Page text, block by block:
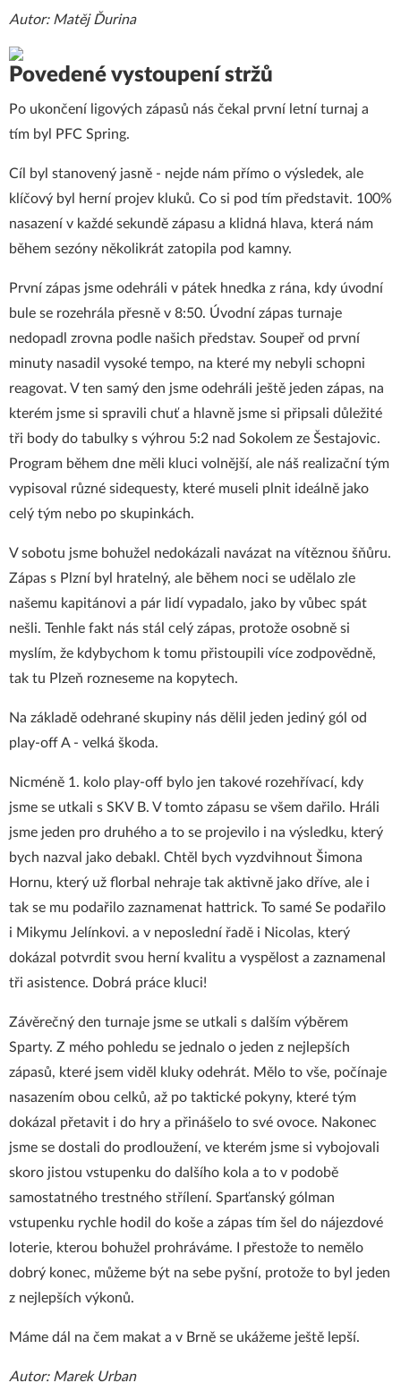
Autor: Matěj Ďurina
Povedené vystoupení stržů
Po ukončení ligových zápasů nás čekal první letní turnaj a
tím byl PFC Spring.
Cíl byl stanovený jasně - nejde nám přímo o výsledek, ale
klíčový byl herní projev kluků. Co si pod tím představit. 100%
nasazení v každé sekundě zápasu a klidná hlava, která nám
během sezóny několikrát zatopila pod kamny.
První zápas jsme odehráli v pátek hnedka z rána, kdy úvodní
bule se rozehrála přesně v 8:50. Úvodní zápas turnaje
nedopadl zrovna podle našich představ. Soupeř od první
minuty nasadil vysoké tempo, na které my nebyli schopni
reagovat. V ten samý den jsme odehráli ještě jeden zápas, na
kterém jsme si spravili chuť a hlavně jsme si připsali důležité
tři body do tabulky s výhrou 5:2 nad Sokolem ze Šestajovic.
Program během dne měli kluci volnější, ale náš realizační tým
vypisoval různé sidequesty, které museli plnit ideálně jako
celý tým nebo po skupinkách.
V sobotu jsme bohužel nedokázali navázat na vítěznou šňůru.
Zápas s Plzní byl hratelný, ale během noci se udělalo zle
našemu kapitánovi a pár lidí vypadalo, jako by vůbec spát
nešli. Tenhle fakt nás stál celý zápas, protože osobně si
myslím, že kdybychom k tomu přistoupili více zodpovědně,
tak tu Plzeň rozneseme na kopytech.
Na základě odehrané skupiny nás dělil jeden jediný gól od
play-off A - velká škoda.
Nicméně 1. kolo play-off bylo jen takové rozehřívací, kdy
jsme se utkali s SKV B. V tomto zápasu se všem dařilo. Hráli
jsme jeden pro druhého a to se projevilo i na výsledku, který
bych nazval jako debakl. Chtěl bych vyzdvihnout Šimona
Hornu, který už florbal nehraje tak aktivně jako dříve, ale i
tak se mu podařilo zaznamenat hattrick. To samé Se podařilo
i Mikymu Jelínkovi. a v neposlední řadě i Nicolas, který
dokázal potvrdit svou herní kvalitu a vyspělost a zaznamenal
tři asistence. Dobrá práce kluci!
Závěrečný den turnaje jsme se utkali s dalším výběrem
Sparty. Z mého pohledu se jednalo o jeden z nejlepších
zápasů, které jsem viděl kluky odehrát. Mělo to vše, počínaje
nasazením obou celků, až po taktické pokyny, které tým
dokázal přetavit i do hry a přinášelo to své ovoce. Nakonec
jsme se dostali do prodloužení, ve kterém jsme si vybojovali
skoro jistou vstupenku do dalšího kola a to v podobě
samostatného trestného střílení. Sparťanský gólman
vstupenku rychle hodil do koše a zápas tím šel do nájezdové
loterie, kterou bohužel prohráváme. I přestože to nemělo
dobrý konec, můžeme být na sebe pyšní, protože to byl jeden
z nejlepších výkonů.
Máme dál na čem makat a v Brně se ukážeme ještě lepší.
Autor: Marek Urban